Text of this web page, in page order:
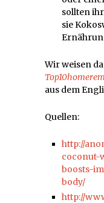
sollten
sie
Wir weisen
aus dem
Quellen:
http://
coconut-
boosts-
body/
http://